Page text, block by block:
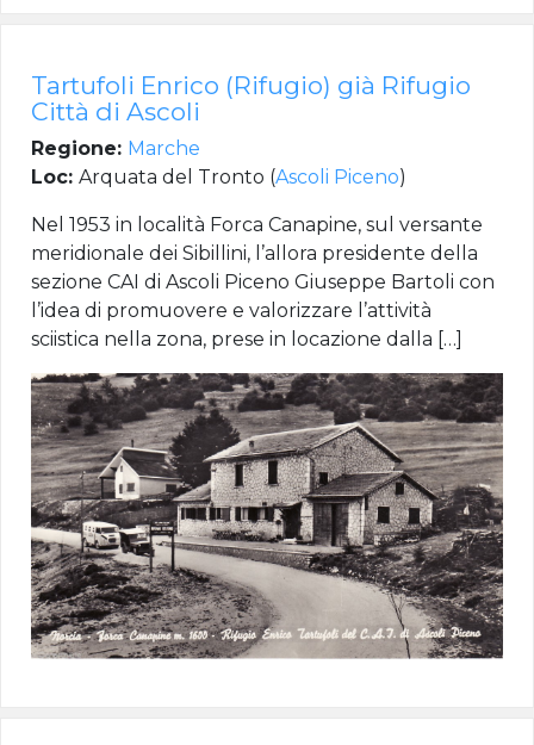
Tartufoli Enrico (Rifugio) già Rifugio
Città di Ascoli
Regione: Marche
Loc: Arquata del Tronto (Ascoli Piceno)
Nel 1953 in località Forca Canapine, sul versante
meridionale dei Sibillini, l’allora presidente della
sezione CAI di Ascoli Piceno Giuseppe Bartoli con
l’idea di promuovere e valorizzare l’attività
sciistica nella zona, prese in locazione dalla […]